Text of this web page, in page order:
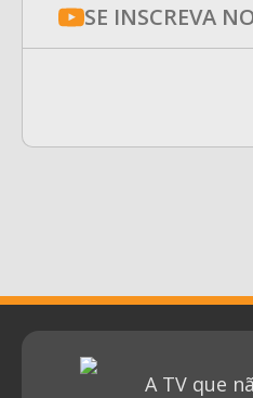
SE INSCREVA
A TV que